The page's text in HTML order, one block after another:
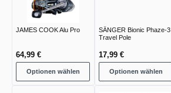
JAMES COOK Alu Pro
64,99 €
Optionen wählen
SÄNGER Bionic Phaze-3
Travel Pole
17,99 €
Optionen wählen